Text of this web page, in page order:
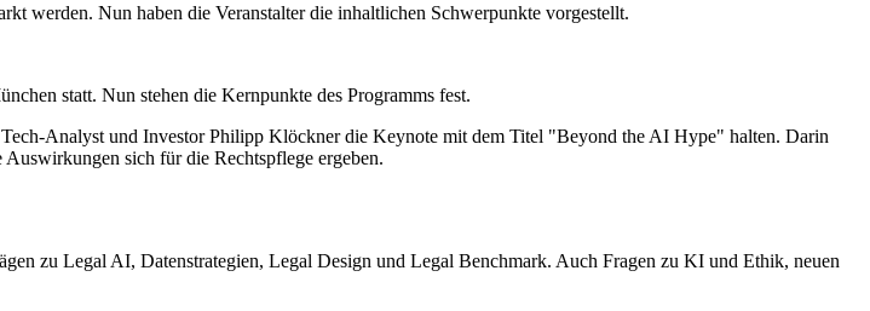
werden. Nun haben die Veranstalter die inhaltlichen Schwerpunkte vorgestellt.
statt. Nun stehen die Kernpunkte des Programms fest.
Analyst und Investor Philipp Klöckner die Keynote mit dem Titel "Beyond the AI Hype" halten. Darin
sich für die Rechtspflege ergeben.
zu Legal AI, Datenstrategien, Legal Design und Legal Benchmark. Auch Fragen zu KI und Ethik, neuen